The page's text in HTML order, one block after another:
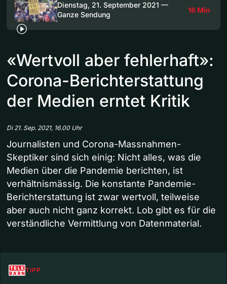
Dienstag, 21. September 2021 —
Ganze Sendung
16 Min
«Wertvoll aber fehlerhaft»:
Corona-Berichterstattung
der Medien erntet Kritik
Di 21. Sep. 2021, 16.00 Uhr
Journalisten und Corona-Massnahmen-
Skeptiker sind sich einig: Nicht alles, was die
Medien über die Pandemie berichten, ist
verhältnismässig. Die konstante Pandemie-
Berichterstattung ist zwar wertvoll, teilweise
aber auch nicht ganz korrekt. Lob gibt es für die
verständliche Vermittlung von Datenmaterial.
TIPP